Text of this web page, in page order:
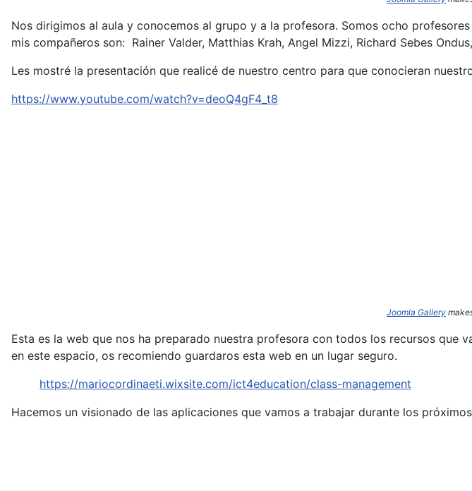
Nos dirigimos al aula y conocemos al grupo y a la profesora. Somos ocho
mis compañeros son: Rainer Valder, Matthias Krah, Angel Mizzi, Richard Sebes
Les mostré la presentación que realicé de nuestro centro para que conocieran
https://www.youtube.com/watch?v=deoQ4gF4_t8
Joomla Gallery
Esta es la web que nos ha preparado nuestra profesora con todos los recursos que
en este espacio, os recomiendo guardaros esta web en un lugar seguro.
https://mariocordinaeti.wixsite.com/ict4education/class-management
Hacemos un visionado de las aplicaciones que vamos a trabajar durante los